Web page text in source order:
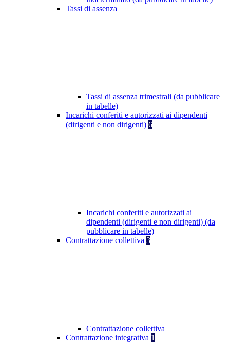
Tassi di assenza
Tassi di assenza trimestrali (da pubblicare
in tabelle)
Incarichi conferiti e autorizzati ai dipendenti
(dirigenti e non dirigenti) 6
Incarichi conferiti e autorizzati ai
dipendenti (dirigenti e non dirigenti) (da
pubblicare in tabelle)
Contrattazione collettiva 3
Contrattazione collettiva
Contrattazione integrativa 1